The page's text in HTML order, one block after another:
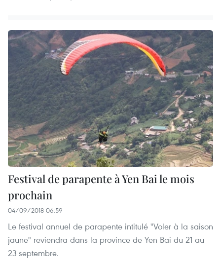
Festival de parapente à Yen Bai le mois
prochain
04/09/2018 06:59
Le festival annuel de parapente intitulé "Voler à la saison
jaune" reviendra dans la province de Yen Bai du 21 au
23 septembre.